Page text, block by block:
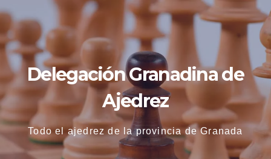
Saltar
contenido
Delegación Granadina de
Ajedrez
Todo el ajedrez de la provincia de Granada